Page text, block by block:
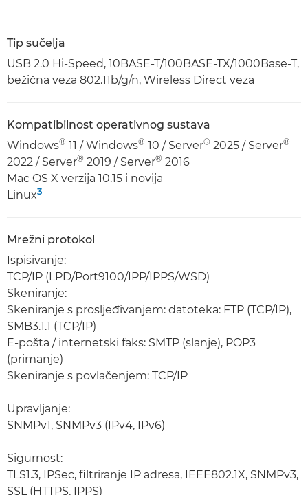
Tip sučelja
USB 2.0 Hi-Speed, 10BASE-T/100BASE-TX/1000Base-T,
bežična veza 802.11b/g/n, Wireless Direct veza
Kompatibilnost operativnog sustava
Windows® 11 / Windows® 10 / Server® 2025 / Server®
2022 / Server® 2019 / Server® 2016
Mac OS X verzija 10.15 i novija
Linux3
Mrežni protokol
Ispisivanje:
TCP/IP (LPD/Port9100/IPP/IPPS/WSD)
Skeniranje:
Skeniranje s prosljeđivanjem: datoteka: FTP (TCP/IP),
SMB3.1.1 (TCP/IP)
E-pošta / internetski faks: SMTP (slanje), POP3
(primanje)
Skeniranje s povlačenjem: TCP/IP
Upravljanje:
SNMPv1, SNMPv3 (IPv4, IPv6)
Sigurnost:
TLS1.3, IPSec, filtriranje IP adresa, IEEE802.1X, SNMPv3,
SSL (HTTPS, IPPS)